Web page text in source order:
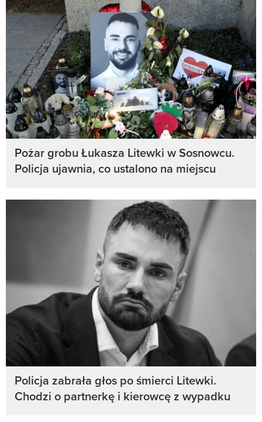
Pożar grobu Łukasza Litewki w Sosnowcu.
Policja ujawnia, co ustalono na miejscu
Policja zabrała głos po śmierci Litewki.
Chodzi o partnerkę i kierowcę z wypadku